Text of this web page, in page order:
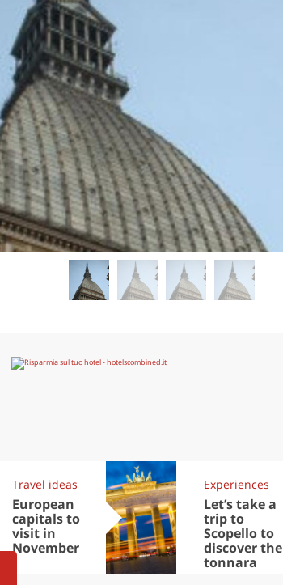
Travel ideas
European
capitals to
visit in
November
Experiences
Let’s take a
trip to
Scopello to
discover the
tonnara